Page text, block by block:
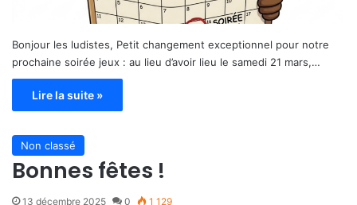
Bonjour les ludistes, Petit changement exceptionnel pour notre
prochaine soirée jeux : au lieu d’avoir lieu le samedi 21 mars,…
Lire la suite »
Non classé
Bonnes fêtes !
13 décembre 2025 0 1 129